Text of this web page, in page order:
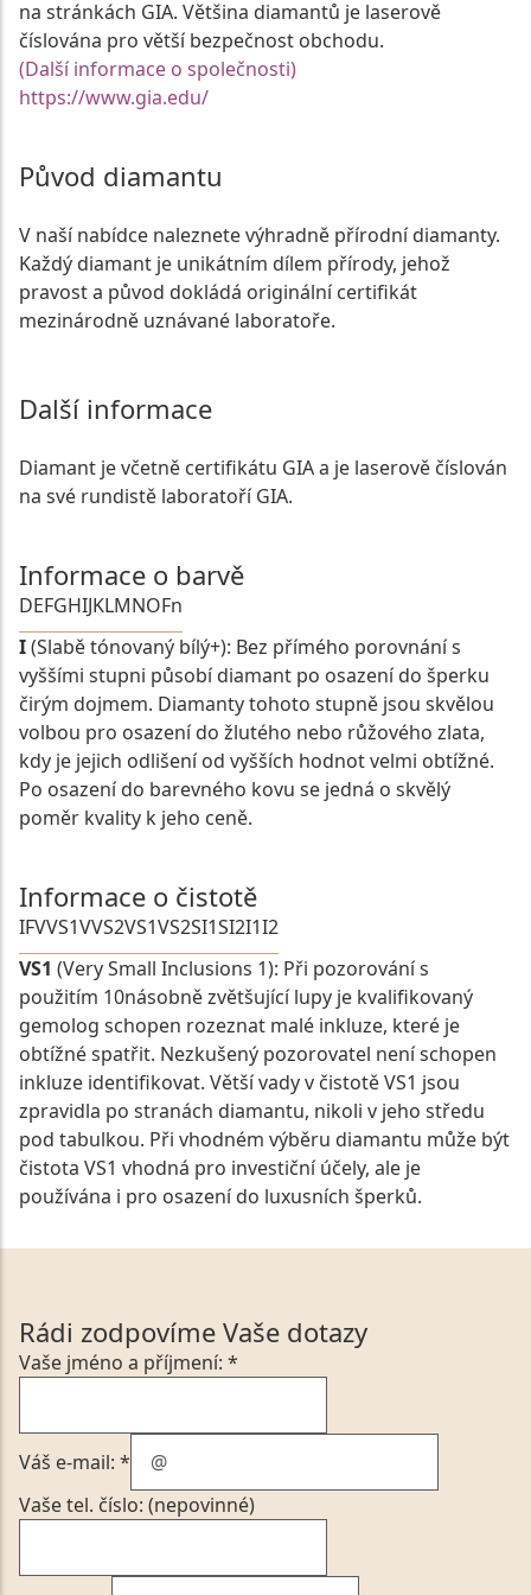
na stránkách GIA. Většina diamantů je laserově
číslována pro větší bezpečnost obchodu.
(Další informace o společnosti)
https://www.gia.edu/
Původ diamantu
V naší nabídce naleznete výhradně přírodní diamanty.
Každý diamant je unikátním dílem přírody, jehož
pravost a původ dokládá originální certifikát
mezinárodně uznávané laboratoře.
Další informace
Diamant je včetně certifikátu GIA a je laserově číslován
na své rundistě laboratoří GIA.
Informace o barvě
DEFGHIJKLMNOFn
I(Slabě tónovaný bílý+): Bez přímého porovnání s
vyššími stupni působí diamant po osazení do šperku
čirým dojmem. Diamanty tohoto stupně jsou skvělou
volbou pro osazení do žlutého nebo růžového zlata,
kdy je jejich odlišení od vyšších hodnot velmi obtížné.
Po osazení do barevného kovu se jedná o skvělý
poměr kvality k jeho ceně.
Informace o čistotě
IFVVS1VVS2VS1VS2SI1SI2I1I2
VS1 (Very Small Inclusions 1): Při pozorování s
použitím 10násobně zvětšující lupy je kvalifikovaný
gemolog schopen rozeznat malé inkluze, které je
obtížné spatřit. Nezkušený pozorovatel není schopen
inkluze identifikovat. Větší vady v čistotě VS1 jsou
zpravidla po stranách diamantu, nikoli v jeho středu
pod tabulkou. Při vhodném výběru diamantu může být
čistota VS1 vhodná pro investiční účely, ale je
používána i pro osazení do luxusních šperků.
Rádi zodpovíme Vaše dotazy
Vaše jméno a příjmení: *
Váš e-mail: *
Vaše tel. číslo: (nepovinné)